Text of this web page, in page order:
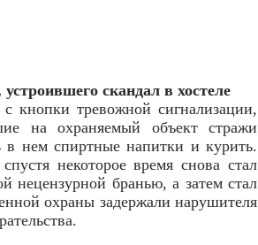
скандал в хостеле
кнопки тревожной сигнализации,
на охраняемый объект стражи
в нем спиртные напитки и курить.
некоторое время снова стал
нецензурной бранью, а затем стал
охраны задержали нарушителя